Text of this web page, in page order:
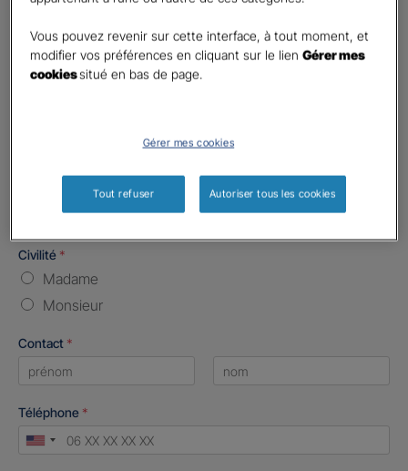
Type d'assurance souhaitée*
Responsabilité Civile
Batiment / Local commercial
Autre
Non
Civilité *
Madame
Monsieur
Contact *
Téléphone *
United
Vous pouvez revenir sur cette interface, à tout moment, et
modifier vos préférences en cliquant sur le lienGérer mes
cookiessitué en bas de page.
Gérer mes cookies
Tout refuser Autoriser tous les cookies